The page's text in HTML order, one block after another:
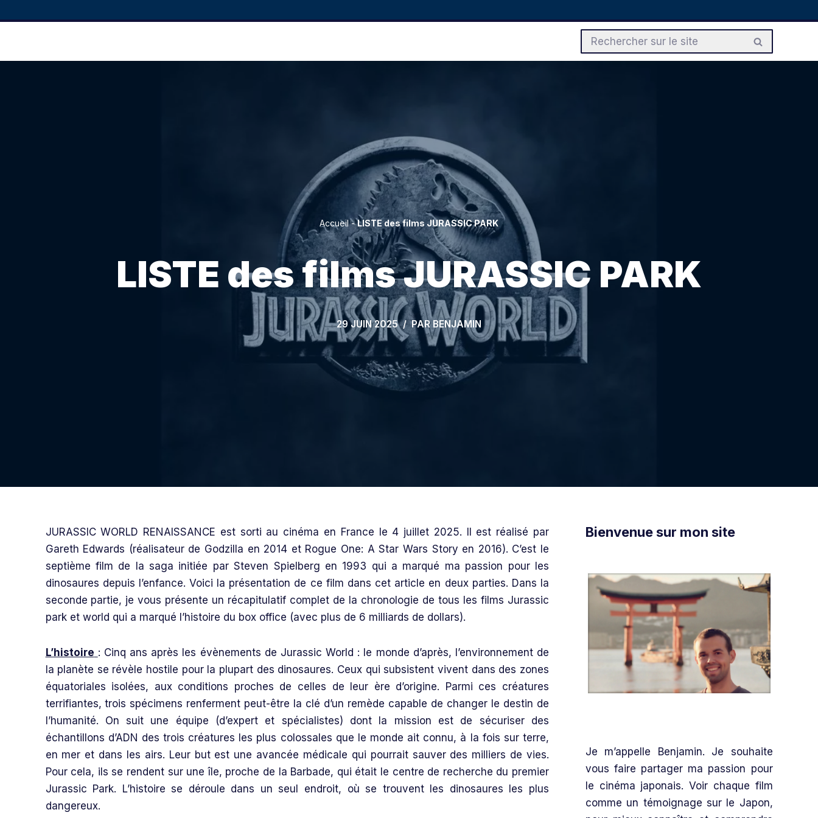
Accueil-LISTE des films JURASSIC PARK
LISTE des films JURASSIC PARK
29 JUIN 2025 PAR BENJAMIN
JURASSIC WORLD RENAISSANCE est sorti au cinéma en France le 4 juillet 2025. Il est réalisé par
Gareth Edwards (réalisateur de Godzilla en 2014 et Rogue One: A Star Wars Story en 2016). C’est le
septième film de la saga initiée par Steven Spielberg en 1993 qui a marqué ma passion pour les
dinosaures depuis l’enfance. Voici la présentation de ce film dans cet article en deux parties. Dans la
seconde partie, je vous présente un récapitulatif complet de la chronologie de tous les films Jurassic
park et world qui a marqué l’histoire du box office (avec plus de 6 milliards de dollars).
L’histoire : Cinq ans après les évènements de Jurassic World : le monde d’après, l’environnement de
la planète se révèle hostile pour la plupart des dinosaures. Ceux qui subsistent vivent dans des zones
équatoriales isolées, aux conditions proches de celles de leur ère d’origine. Parmi ces créatures
terrifiantes, trois spécimens renferment peut-être la clé d’un remède capable de changer le destin de
l’humanité. On suit une équipe (d’expert et spécialistes) dont la mission est de sécuriser des
échantillons d’ADN des trois créatures les plus colossales que le monde ait connu, à la fois sur terre,
en mer et dans les airs. Leur but est une avancée médicale qui pourrait sauver des milliers de vies.
Pour cela, ils se rendent sur une île, proche de la Barbade, qui était le centre de recherche du premier
Jurassic Park. L’histoire se déroule dans un seul endroit, où se trouvent les dinosaures les plus
dangereux.
Bienvenue sur mon site
Je m’appelle Benjamin. Je souhaite
vous faire partager ma passion pour
le cinéma japonais. Voir chaque film
comme un témoignage sur le Japon,